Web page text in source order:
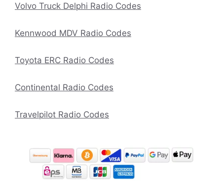
Volvo Truck Delphi Radio Codes
Kennwood MDV Radio Codes
Toyota ERC Radio Codes
Continental Radio Codes
Travelpilot Radio Codes